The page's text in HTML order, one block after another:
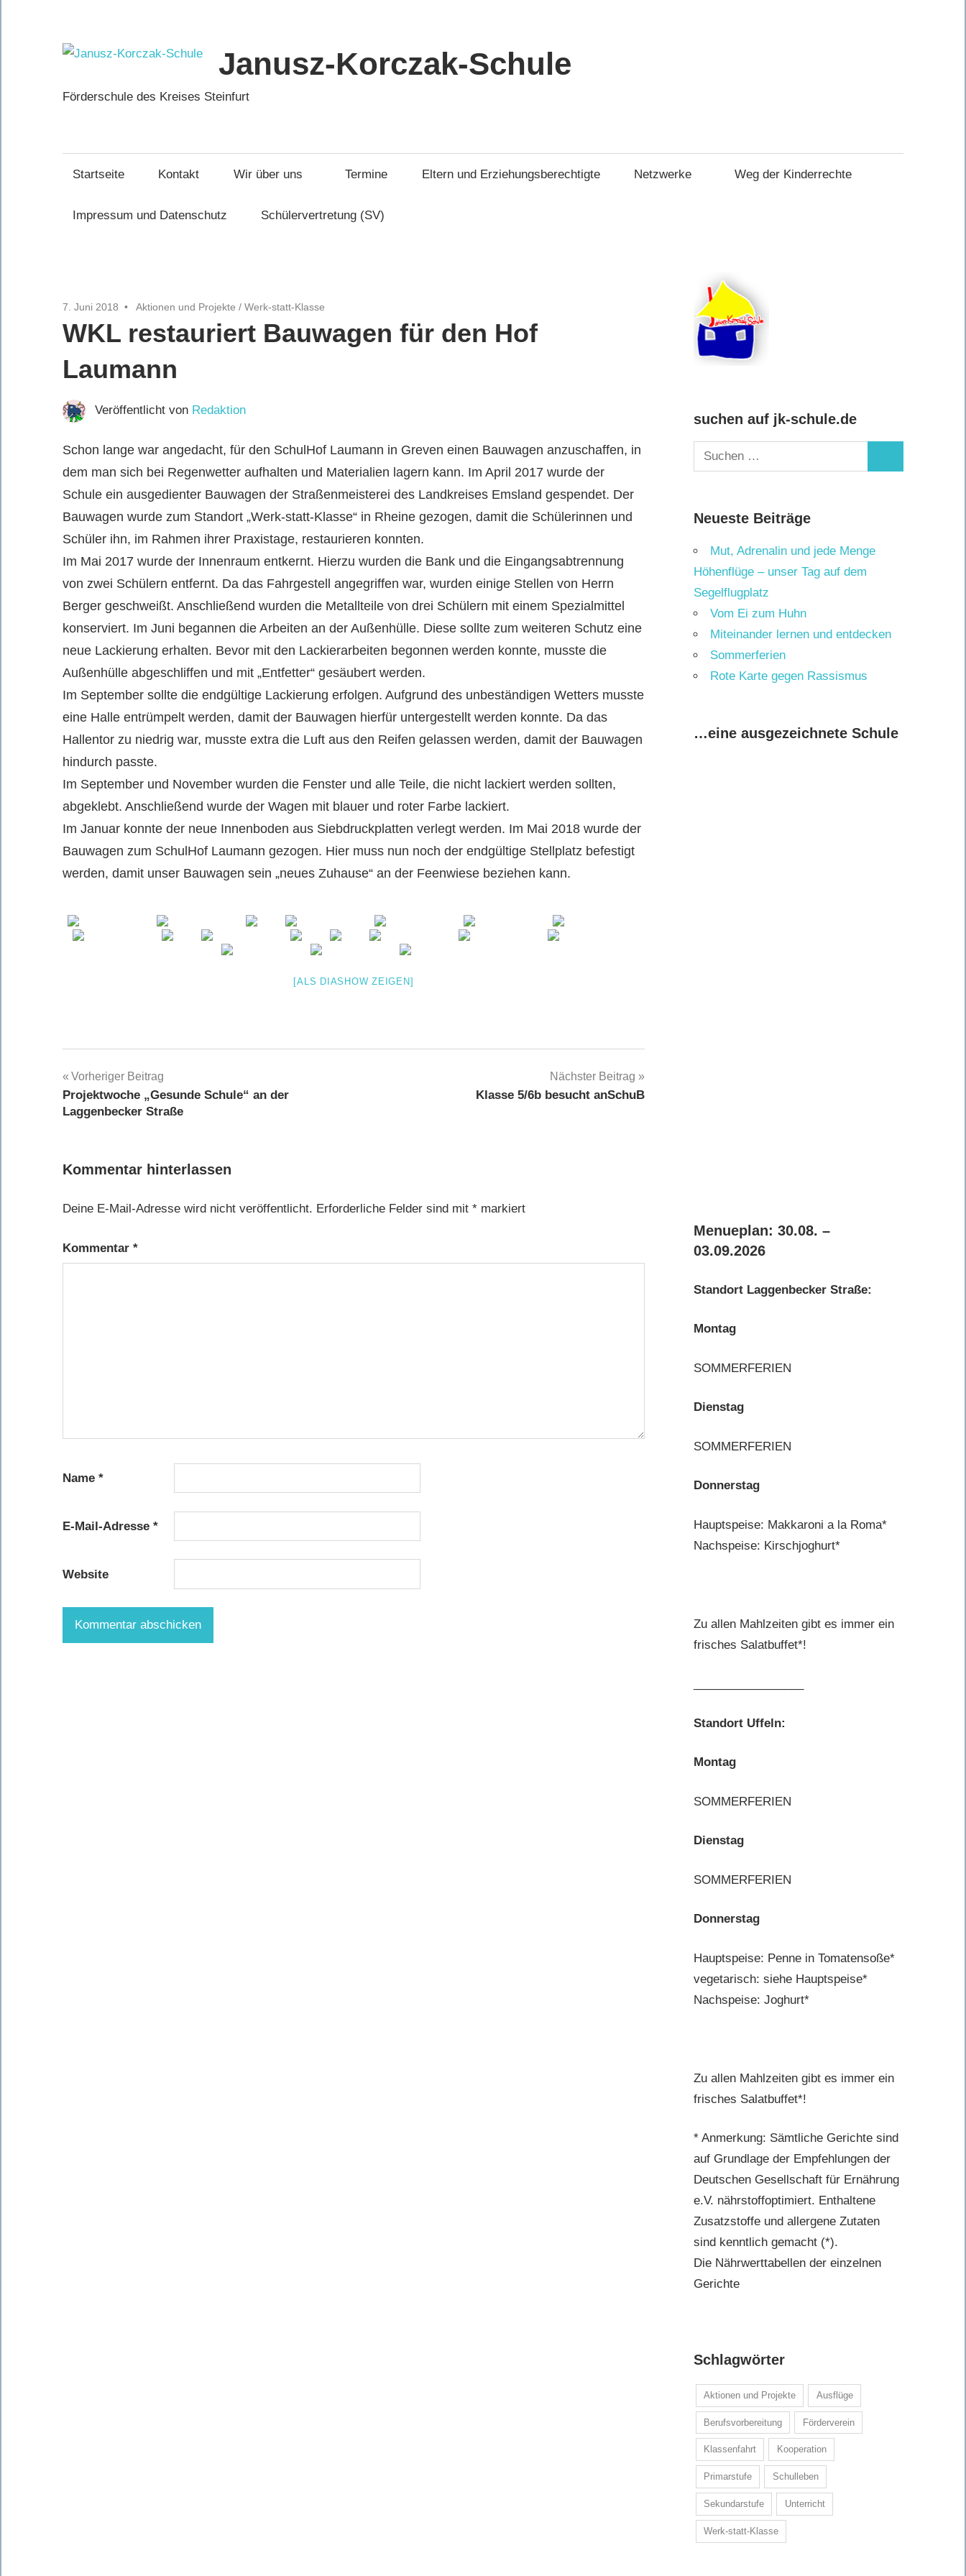
springen
Janusz-Korczak-Schule
Förderschule des Kreises Steinfurt
Startseite Kontakt Wir über uns Termine Eltern und Erziehungsberechtigte Netzwerke Weg der Kinderrechte
Impressum und Datenschutz Schülervertretung (SV)
7. Juni 2018 Aktionen und Projekte / Werk-statt-Klasse
WKL restauriert Bauwagen für den Hof
Laumann
Veröffentlicht von Redaktion
Schon lange war angedacht, für den SchulHof Laumann in Greven einen Bauwagen anzuschaffen, in
dem man sich bei Regenwetter aufhalten und Materialien lagern kann. Im April 2017 wurde der
Schule ein ausgedienter Bauwagen der Straßenmeisterei des Landkreises Emsland gespendet. Der
Bauwagen wurde zum Standort „Werk-statt-Klasse“ in Rheine gezogen, damit die Schülerinnen und
Schüler ihn, im Rahmen ihrer Praxistage, restaurieren konnten.
Im Mai 2017 wurde der Innenraum entkernt. Hierzu wurden die Bank und die Eingangsabtrennung
von zwei Schülern entfernt. Da das Fahrgestell angegriffen war, wurden einige Stellen von Herrn
Berger geschweißt. Anschließend wurden die Metallteile von drei Schülern mit einem Spezialmittel
konserviert. Im Juni begannen die Arbeiten an der Außenhülle. Diese sollte zum weiteren Schutz eine
neue Lackierung erhalten. Bevor mit den Lackierarbeiten begonnen werden konnte, musste die
Außenhülle abgeschliffen und mit „Entfetter“ gesäubert werden.
Im September sollte die endgültige Lackierung erfolgen. Aufgrund des unbeständigen Wetters musste
eine Halle entrümpelt werden, damit der Bauwagen hierfür untergestellt werden konnte. Da das
Hallentor zu niedrig war, musste extra die Luft aus den Reifen gelassen werden, damit der Bauwagen
hindurch passte.
Im September und November wurden die Fenster und alle Teile, die nicht lackiert werden sollten,
abgeklebt. Anschließend wurde der Wagen mit blauer und roter Farbe lackiert.
Im Januar konnte der neue Innenboden aus Siebdruckplatten verlegt werden. Im Mai 2018 wurde der
Bauwagen zum SchulHof Laumann gezogen. Hier muss nun noch der endgültige Stellplatz befestigt
werden, damit unser Bauwagen sein „neues Zuhause“ an der Feenwiese beziehen kann.
[ALS DIASHOW ZEIGEN]
Beitragsnavigation
Vorheriger Beitrag
Projektwoche „Gesunde Schule“ an der
Laggenbecker Straße
Nächster Beitrag
Klasse 5/6b besucht anSchuB
Kommentar hinterlassen
Deine E-Mail-Adresse wird nicht veröffentlicht. Erforderliche Felder sind mit * markiert
Kommentar *
Name *
E-Mail-Adresse *
Website
suchen auf jk-schule.de
Suchen
nach:
Neueste Beiträge
Mut, Adrenalin und jede Menge
Höhenflüge – unser Tag auf dem
Segelflugplatz
Vom Ei zum Huhn
Miteinander lernen und entdecken
Sommerferien
Rote Karte gegen Rassismus
…eine ausgezeichnete Schule
Menueplan: 30.08. –
03.09.2026
Standort Laggenbecker Straße:
Montag
SOMMERFERIEN
Dienstag
SOMMERFERIEN
Donnerstag
Hauptspeise: Makkaroni a la Roma*
Nachspeise: Kirschjoghurt*
Zu allen Mahlzeiten gibt es immer ein
frisches Salatbuffet*!
Standort Uffeln:
Montag
SOMMERFERIEN
Dienstag
SOMMERFERIEN
Donnerstag
Hauptspeise: Penne in Tomatensoße*
vegetarisch: siehe Hauptspeise*
Nachspeise: Joghurt*
Zu allen Mahlzeiten gibt es immer ein
frisches Salatbuffet*!
* Anmerkung: Sämtliche Gerichte sind
auf Grundlage der Empfehlungen der
Deutschen Gesellschaft für Ernährung
e.V. nährstoffoptimiert. Enthaltene
Zusatzstoffe und allergene Zutaten
sind kenntlich gemacht (*).
Die Nährwerttabellen der einzelnen
Gerichte
Schlagwörter
Aktionen und Projekte Ausflüge
Berufsvorbereitung Förderverein
Klassenfahrt Kooperation
Primarstufe Schulleben
Sekundarstufe Unterricht
Werk-statt-Klasse